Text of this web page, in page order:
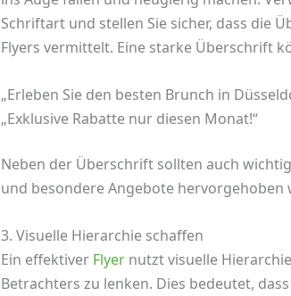
Schriftart und stellen Sie sicher, dass die
Flyers vermittelt. Eine starke Überschrift
„Erleben Sie den besten Brunch in
„Exklusive Rabatte nur diesen Monat!“
Neben der Überschrift sollten auch
und besondere Angebote hervorgehoben
3. Visuelle Hierarchie schaffen
Ein effektiver Flyernutzt visuelle
Betrachters zu lenken. Dies bedeutet,